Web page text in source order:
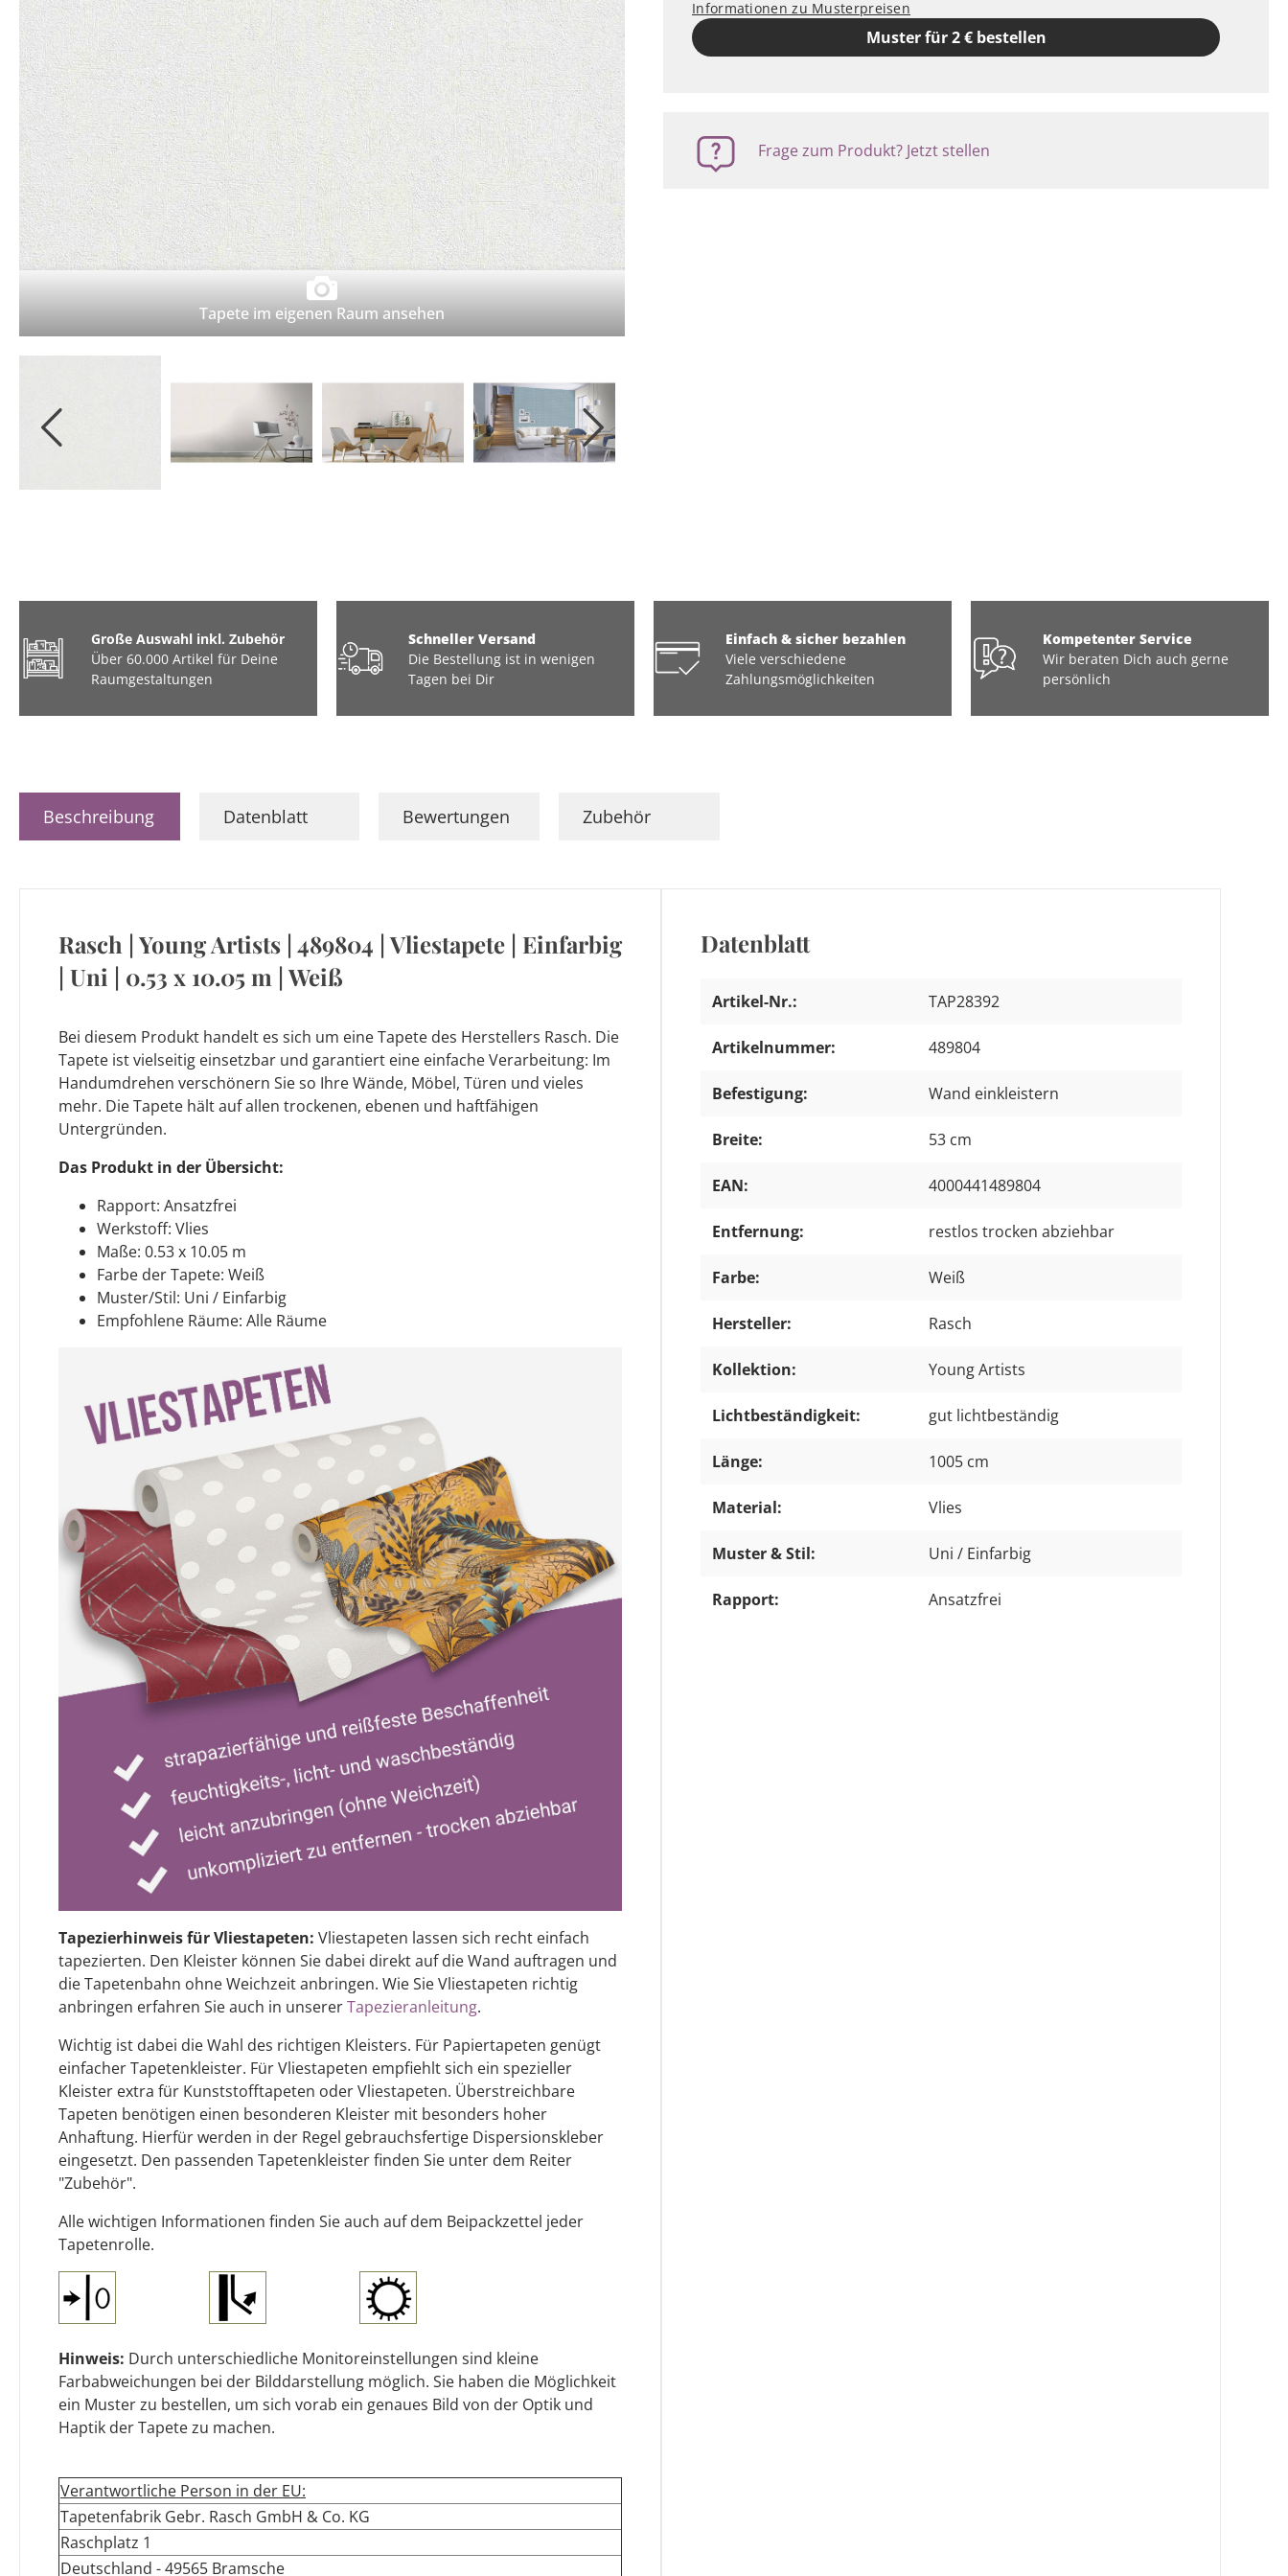
Marken & Designer
Tapeten
Guido Maria
Kretschmer
Versace
Michael Michalsky
Barbara Home
Collection
Elle Decoration
Wetterschutzfarbe
Farbinformationen
Raumgestaltungsideen
Maler ABC
Tapete im eigenen Raum ansehen
Informationen zu Musterpreisen
Muster für 2 € bestellen
Frage zum Produkt? Jetzt stellen
Große Auswahl inkl. Zubehör
Über 60.000 Artikel für Deine
Raumgestaltungen
Schneller Versand
Die Bestellung ist in wenigen
Tagen bei Dir
Einfach & sicher bezahlen
Viele verschiedene
Zahlungsmöglichkeiten
Kompetenter Service
Wir beraten Dich auch gerne
persönlich
Beschreibung Datenblatt Bewertungen Zubehör
Rasch | Young Artists | 489804 | Vliestapete | Einfarbig
| Uni | 0.53 x 10.05 m | Weiß
Bei diesem Produkt handelt es sich um eine Tapete des Herstellers Rasch. Die
Tapete ist vielseitig einsetzbar und garantiert eine einfache Verarbeitung: Im
Handumdrehen verschönern Sie so Ihre Wände, Möbel, Türen und vieles
mehr. Die Tapete hält auf allen trockenen, ebenen und haftfähigen
Untergründen.
Das Produkt in der Übersicht:
Rapport: Ansatzfrei
Werkstoff: Vlies
Maße: 0.53 x 10.05 m
Farbe der Tapete: Weiß
Muster/Stil: Uni / Einfarbig
Empfohlene Räume: Alle Räume
Tapezierhinweis für Vliestapeten: Vliestapeten lassen sich recht einfach
tapezierten. Den Kleister können Sie dabei direkt auf die Wand auftragen und
die Tapetenbahn ohne Weichzeit anbringen. Wie Sie Vliestapeten richtig
anbringen erfahren Sie auch in unsererTapezieranleitung.
Wichtig ist dabei die Wahl des richtigen Kleisters. Für Papiertapeten genügt
einfacher Tapetenkleister. Für Vliestapeten empfiehlt sich ein spezieller
Kleister extra für Kunststofftapeten oder Vliestapeten. Überstreichbare
Tapeten benötigen einen besonderen Kleister mit besonders hoher
Anhaftung. Hierfür werden in der Regel gebrauchsfertige Dispersionskleber
eingesetzt. Den passenden Tapetenkleister finden Sie unter dem Reiter
"Zubehör".
Alle wichtigen Informationen finden Sie auch auf dem Beipackzettel jeder
Tapetenrolle.
Hinweis: Durch unterschiedliche Monitoreinstellungen sind kleine
Farbabweichungen bei der Bilddarstellung möglich. Sie haben die Möglichkeit
ein Muster zu bestellen, um sich vorab ein genaues Bild von der Optik und
Haptik der Tapete zu machen.
Verantwortliche Person in der EU:
Tapetenfabrik Gebr. Rasch GmbH & Co. KG
Raschplatz 1
Deutschland - 49565 Bramsche
Datenblatt
Artikel-Nr.: TAP28392
Artikelnummer: 489804
Befestigung: Wand einkleistern
Breite: 53 cm
EAN: 4000441489804
Entfernung: restlos trocken abziehbar
Farbe: Weiß
Hersteller: Rasch
Kollektion: Young Artists
Lichtbeständigkeit: gut lichtbeständig
Länge: 1005 cm
Material: Vlies
Muster & Stil: Uni / Einfarbig
Rapport: Ansatzfrei